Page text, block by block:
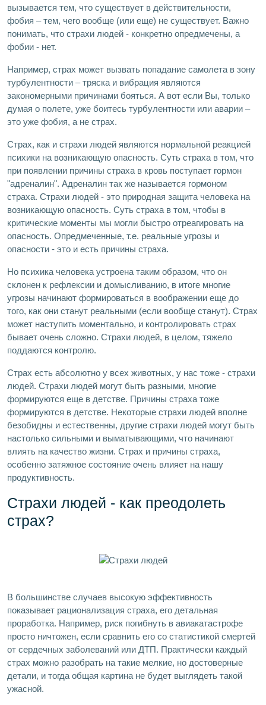
вызывается тем, что существует в действительности,
фобия – тем, чего вообще (или еще) не существует. Важно
понимать, что страхи людей - конкретно опредмечены, а
фобии - нет.
Например, страх может вызвать попадание самолета в зону
турбулентности – тряска и вибрация являются
закономерными причинами бояться. А вот если Вы, только
думая о полете, уже боитесь турбулентности или аварии –
это уже фобия, а не страх.
Страх, как и страхи людей являются нормальной реакцией
психики на возникающую опасность. Суть страха в том, что
при появлении причины страха в кровь поступает гормон
"адреналин". Адреналин так же называется гормоном
страха. Страхи людей - это природная защита человека на
возникающую опасность. Суть страха в том, чтобы в
критические моменты мы могли быстро отреагировать на
опасность. Опредмеченные, т.е. реальные угрозы и
опасности - это и есть причины страха.
Но психика человека устроена таким образом, что он
склонен к рефлексии и домысливанию, в итоге многие
угрозы начинают формироваться в воображении еще до
того, как они станут реальными (если вообще станут). Страх
может наступить моментально, и контролировать страх
бывает очень сложно. Страхи людей, в целом, тяжело
поддаются контролю.
Страх есть абсолютно у всех животных, у нас тоже - страхи
людей. Страхи людей могут быть разными, многие
формируются еще в детстве. Причины страха тоже
формируются в детстве. Некоторые страхи людей вполне
безобидны и естественны, другие страхи людей могут быть
настолько сильными и выматывающими, что начинают
влиять на качество жизни. Страх и причины страха,
особенно затяжное состояние очень влияет на нашу
продуктивность.
Страхи людей - как преодолеть
страх?
В большинстве случаев высокую эффективность
показывает рационализация страха, его детальная
проработка. Например, риск погибнуть в авиакатастрофе
просто ничтожен, если сравнить его со статистикой смертей
от сердечных заболеваний или ДТП. Практически каждый
страх можно разобрать на такие мелкие, но достоверные
детали, и тогда общая картина не будет выглядеть такой
ужасной.